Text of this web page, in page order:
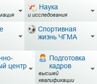
Наука
и исследования
Спортивная
жизнь ЧГМА
центр
Подготовка
кадров
высшей
квалификации